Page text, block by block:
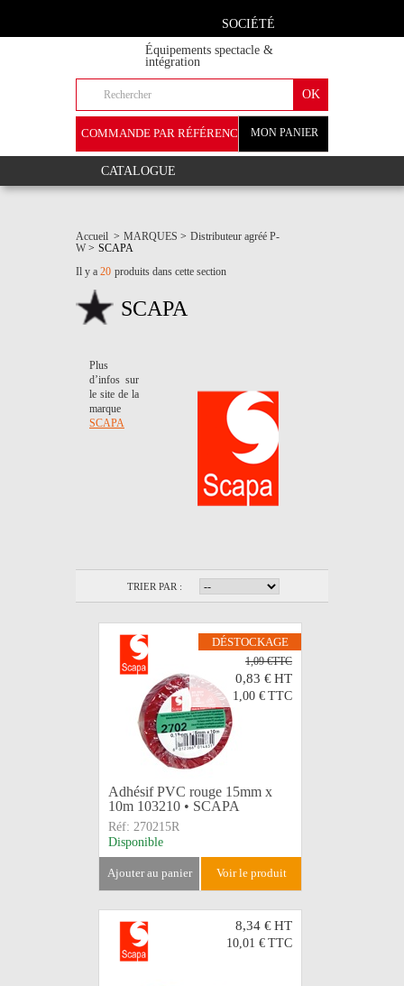
SOCIÉTÉ
Équipements spectacle &
intégration
MON PANIER
COMMANDE PAR RÉFÉRENCE
CATALOGUE
Accueil > MARQUES > Distributeur agréé P-
W > SCAPA
Il y a 20 produits dans cette section
SCAPA
Plus
d’infos sur
le site de la
marque
SCAPA
TRIER PAR :
DÉSTOCKAGE
1,09 €TTC
0,83 €HT
1,00 € TTC
Adhésif PVC rouge 15mm x
10m 103210 • SCAPA
Réf: 270215R
Disponible
ajouter au panier voir le produit
8,34 €HT
10,01 € TTC